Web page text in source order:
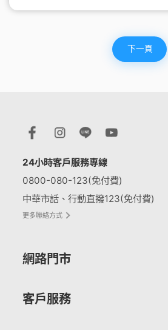
下一頁
24小時客戶服務專線
0800-080-123(免付費)
中華市話、行動直撥123(免付費)
更多聯絡方式
網路門市
客戶服務